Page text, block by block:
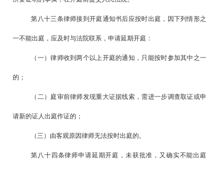
第八十三条律师接到开庭通知书后应按时出庭，因下列情形之
一不能出庭，应及时与法院联系，申请延期开庭：
（一）律师收到两个以上开庭的通知，只能按时参加其中之一
的；
（二）庭审前律师发现重大证据线索，需进一步调查取证或申
请新的证人出庭作证的；
（三）由客观原因律师无法按时出庭的。
第八十四条律师申请延期开庭，未获批准，又确实不能出庭